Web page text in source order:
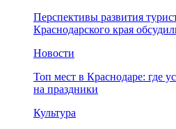
Перспективы развития
Краснодарского края
Новости
Топ мест в Краснодаре: где
на праздники
Культура